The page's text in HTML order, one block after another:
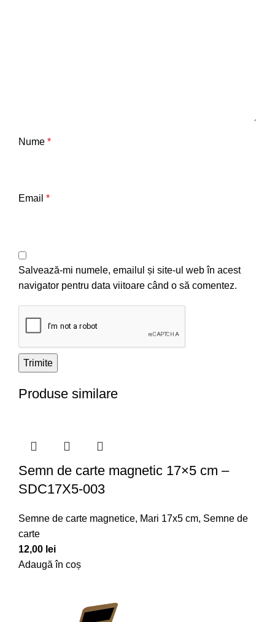
Nume *
Email *
Salvează-mi numele, emailul și site-ul web în acest
navigator pentru data viitoare când o să comentez.
Produse similare
Semn de carte magnetic 17×5 cm –
SDC17X5-003
Semne de carte magnetice, Mari 17x5 cm, Semne de
carte
12,00 lei
Adaugă în coș